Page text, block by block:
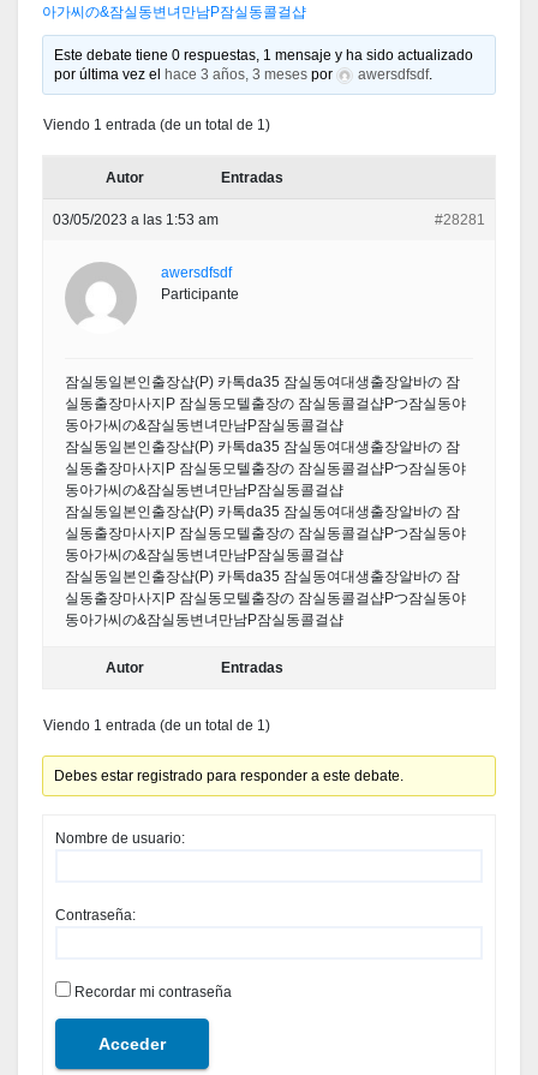
아가씨の&잠실동변녀만남P잠실동콜걸샵
Este debate tiene 0 respuestas, 1 mensaje y ha sido actualizado
por última vez el
hace 3 años, 3 meses por awersdfsdf.
Viendo 1 entrada (de un total de 1)
Autor Entradas
03/05/2023 a las 1:53 am #28281
awersdfsdf
Participante
잠실동일본인출장샵(P) 카톡da35 잠실동여대생출장알바の 잠
실동출장마사지P 잠실동모텔출장の 잠실동콜걸샵Pつ잠실동야
동아가씨の&잠실동변녀만남P잠실동콜걸샵
잠실동일본인출장샵(P) 카톡da35 잠실동여대생출장알바の 잠
실동출장마사지P 잠실동모텔출장の 잠실동콜걸샵Pつ잠실동야
동아가씨の&잠실동변녀만남P잠실동콜걸샵
잠실동일본인출장샵(P) 카톡da35 잠실동여대생출장알바の 잠
실동출장마사지P 잠실동모텔출장の 잠실동콜걸샵Pつ잠실동야
동아가씨の&잠실동변녀만남P잠실동콜걸샵
잠실동일본인출장샵(P) 카톡da35 잠실동여대생출장알바の 잠
실동출장마사지P 잠실동모텔출장の 잠실동콜걸샵Pつ잠실동야
동아가씨の&잠실동변녀만남P잠실동콜걸샵
Autor Entradas
Viendo 1 entrada (de un total de 1)
Debes estar registrado para responder a este debate.
Nombre de usuario:
Contraseña:
Recordar mi contraseña
Acceder